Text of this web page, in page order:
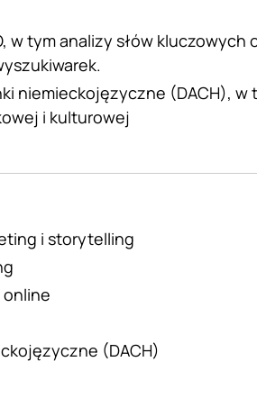
w tym analizy słów kluczowych
niemieckojęzyczne (DACH), w
i kulturowej
i storytelling
(DACH)